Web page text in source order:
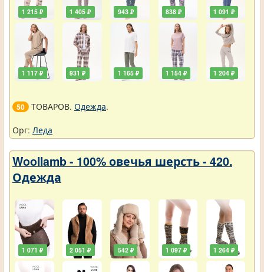
1 215 ₽
1 117 ₽
1 405 ₽
931 ₽
943 ₽
1 165 ₽
838 ₽
1 154 ₽
1 091 ₽
1 204 ₽
50 ТОВАРОВ. Одежда.
Орг: Леда
Woollamb - 100% овечья шерсть - 420.
Одежда
1 071 ₽ 2 051 ₽ 542 ₽ 1 097 ₽ 1 264 ₽